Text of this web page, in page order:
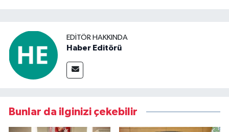
EDITÖR HAKKINDA
Haber Editörü
Bunlar da ilginizi çekebilir